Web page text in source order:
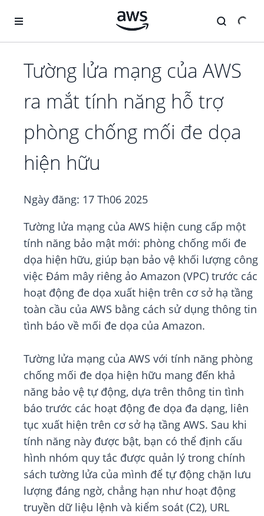
Tường lửa mạng của AWS
ra mắt tính năng hỗ trợ
phòng chống mối đe dọa
hiện hữu
Ngày đăng: 17 Th06 2025
Tường lửa mạng của AWS hiện cung cấp một
tính năng bảo mật mới: phòng chống mối đe
dọa hiện hữu, giúp bạn bảo vệ khối lượng công
việc Đám mây riêng ảo Amazon (VPC) trước các
hoạt động đe dọa xuất hiện trên cơ sở hạ tầng
toàn cầu của AWS bằng cách sử dụng thông tin
tình báo về mối đe dọa của Amazon.
Tường lửa mạng của AWS với tính năng phòng
chống mối đe dọa hiện hữu mang đến khả
năng bảo vệ tự động, dựa trên thông tin tình
báo trước các hoạt động đe dọa đa dạng, liên
tục xuất hiện trên cơ sở hạ tầng AWS. Sau khi
tính năng này được bật, bạn có thể định cấu
hình nhóm quy tắc được quản lý trong chính
sách tường lửa của mình để tự động chặn lưu
lượng đáng ngờ, chẳng hạn như hoạt động
truyền dữ liệu lệnh và kiểm soát (C2), URL